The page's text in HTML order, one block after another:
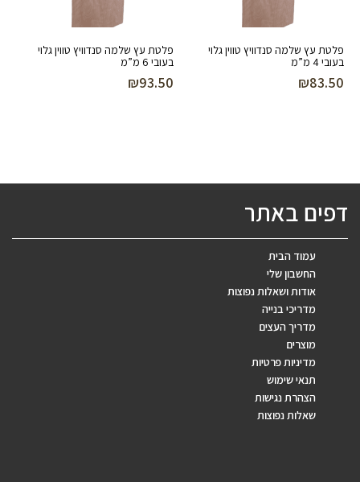
פלטת עץ שלמה סנדוויץ טווין גלוי
בעובי 4 מ”מ
₪83.50
פלטת עץ שלמה סנדוויץ טווין גלוי
בעובי 6 מ”מ
₪93.50
דפים באתר
עמוד הבית
החשבון שלי
אודות ושאלות נפוצות
מדריכי בנייה
מדריך העצים
מוצרים
מדיניות פרטיות
תנאי שימוש
הצהרת נגישות
שאלות נפוצות